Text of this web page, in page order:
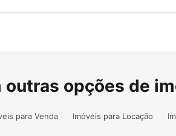
opções de
para Venda Imóveis para Locação